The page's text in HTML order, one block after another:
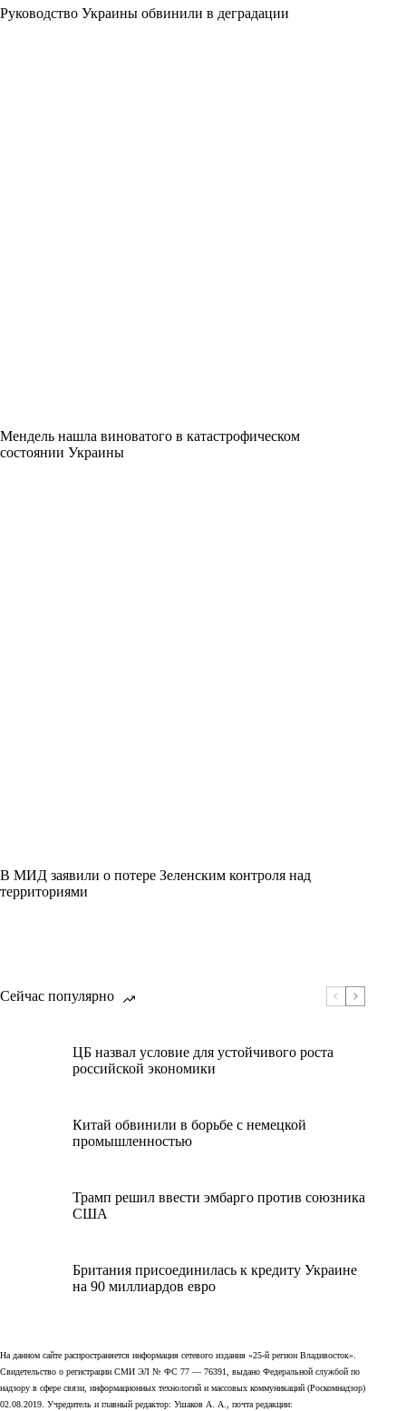
Руководство Украины обвинили в деградации
Мендель нашла виноватого в катастрофическом
состоянии Украины
В МИД заявили о потере Зеленским контроля над
территориями
Сейчас популярно
ЦБ назвал условие для устойчивого роста
российской экономики
Китай обвинили в борьбе с немецкой
промышленностью
Трамп решил ввести эмбарго против союзника
США
Британия присоединилась к кредиту Украине
на 90 миллиардов евро
На данном сайте распространяется информация сетевого издания «25-й регион Владивосток».
Свидетельство о регистрации СМИ ЭЛ № ФС 77 — 76391, выдано Федеральной службой по
надзору в сфере связи, информационных технологий и массовых коммуникаций (Роскомнадзор)
02.08.2019. Учредитель и главный редактор: Ушаков А. А., почта редакции: